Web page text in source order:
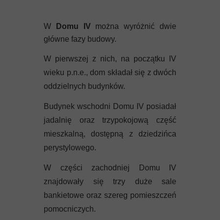
W Domu IVmożna wyróżnić dwie
główne fazy budowy.
W pierwszej z nich, na początku IV
wieku p.n.e., dom składał się z dwóch
oddzielnych budynków.
Budynek wschodni Domu IV posiadał
jadalnię oraz trzypokojową część
mieszkalną, dostępną z dziedzińca
perystylowego.
W części zachodniej Domu IV
znajdowały się trzy duże sale
bankietowe oraz szereg pomieszczeń
pomocniczych.